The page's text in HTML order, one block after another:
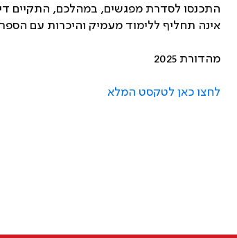
התכנסו לסדרת מפגשים, במהלכם, התקיים
אינה תחליף ללימוד מעמיק והיכרות עם
מהדורת 2025
לחצו כאן לטקסט המלא